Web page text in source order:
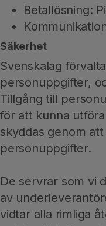
Betallösning:
Säkerhet
Svenskalag
personuppgifter,
Tillgång till
för att kunna
skyddas genom
personuppgifter.
De servrar som vi
av
vidtar alla rimliga